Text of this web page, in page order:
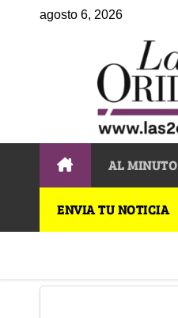
agosto 6, 2026
AL MINUTO
ENVIA TU NOTICIA